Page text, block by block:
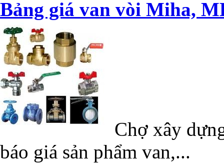
Bảng giá van vòi Miha,
Chợ xây
báo giá sản phẩm van,...